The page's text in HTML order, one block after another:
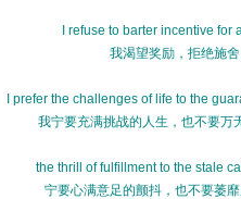
I refuse to barter incentive for
我渴望奖励，拒绝施舍
I prefer the challenges of life to the
我宁要充满挑战的人生，也不要万
the thrill of fulfillment to the stale
宁要心满意足的颤抖，也不要萎靡